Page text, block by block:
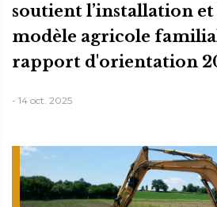
soutient l’installation
modèle agricole
rapport d'orientation
- 14 oct. 2025